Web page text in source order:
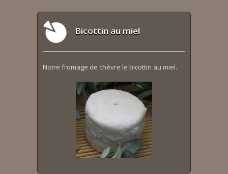
Bicottin au miel
Notre fromage de chèvre le bicottin au miel.